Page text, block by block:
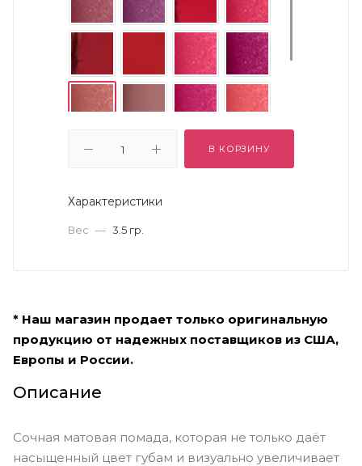
В КОРЗИНУ
Характеристики
Вес — 3.5 гр.
* Наш магазин продает только оригинальную
продукцию от надежных поставщиков из США,
Европы и России.
Описание
Сочная матовая помада, которая не только даёт
насыщенный цвет губам и визуально увеличивает